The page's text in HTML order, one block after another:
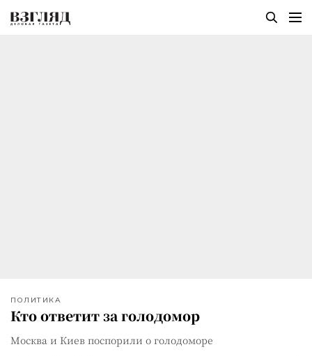
ПОЛИТИКА
Кто ответит за голодомор
Москва и Киев поспорили о голодоморе